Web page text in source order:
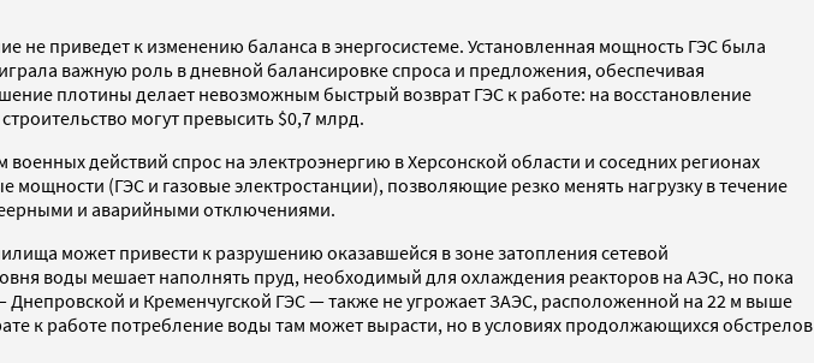
не приведет к изменению баланса в энергосистеме. Установленная мощность ГЭС была
важную роль в дневной балансировке спроса и предложения, обеспечивая
плотины делает невозможным быстрый возврат ГЭС к работе: на восстановление
могут превысить $0,7 млрд.
действий спрос на электроэнергию в Херсонской области и соседних регионах
(ГЭС и газовые электростанции), позволяющие резко менять нагрузку в течение
и аварийными отключениями.
может привести к разрушению оказавшейся в зоне затопления сетевой
воды мешает наполнять пруд, необходимый для охлаждения реакторов на АЭС, но пока
и Кременчугской ГЭС — также не угрожает ЗАЭС, расположенной на 22 м выше
к работе потребление воды там может вырасти, но в условиях продолжающихся обстрелов